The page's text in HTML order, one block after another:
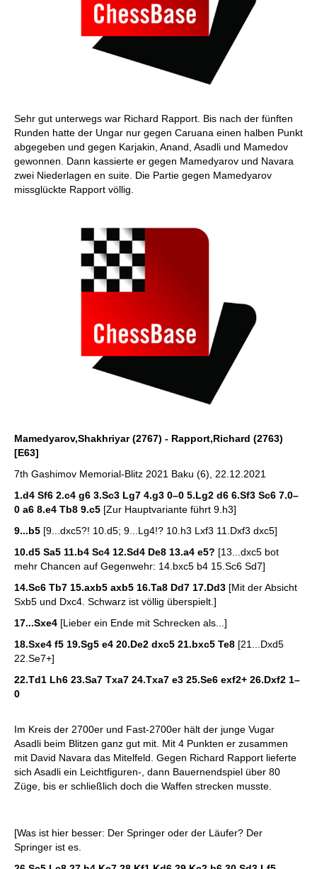
Sehr gut unterwegs war Richard Rapport. Bis nach der fünften
Runden hatte der Ungar nur gegen Caruana einen halben Punkt
abgegeben und gegen Karjakin, Anand, Asadli und Mamedov
gewonnen. Dann kassierte er gegen Mamedyarov und Navara
zwei Niederlagen en suite. Die Partie gegen Mamedyarov
missglückte Rapport völlig.
Mamedyarov,Shakhriyar (2767) - Rapport,Richard (2763)
[E63]
7th Gashimov Memorial-Blitz 2021 Baku (6), 22.12.2021
1.d4 Sf6 2.c4 g6 3.Sc3 Lg7 4.g3 0–0 5.Lg2 d6 6.Sf3 Sc6 7.0–
0 a6 8.e4 Tb8 9.c5 [Zur Hauptvariante führt 9.h3]
9...b5 [9...dxc5?! 10.d5; 9...Lg4!? 10.h3 Lxf3 11.Dxf3 dxc5]
10.d5 Sa5 11.b4 Sc4 12.Sd4 De8 13.a4 e5? [13...dxc5 bot
mehr Chancen auf Gegenwehr: 14.bxc5 b4 15.Sc6 Sd7]
14.Sc6 Tb7 15.axb5 axb5 16.Ta8 Dd7 17.Dd3 [Mit der Absicht
Sxb5 und Dxc4. Schwarz ist völlig überspielt.]
17...Sxe4 [Lieber ein Ende mit Schrecken als...]
18.Sxe4 f5 19.Sg5 e4 20.De2 dxc5 21.bxc5 Te8 [21...Dxd5
22.Se7+]
22.Td1 Lh6 23.Sa7 Txa7 24.Txa7 e3 25.Se6 exf2+ 26.Dxf2 1–
0
Im Kreis der 2700er und Fast-2700er hält der junge Vugar
Asadli beim Blitzen ganz gut mit. Mit 4 Punkten er zusammen
mit David Navara das Mitelfeld. Gegen Richard Rapport lieferte
sich Asadli ein Leichtfiguren-, dann Bauernendspiel über 80
Züge, bis er schließlich doch die Waffen strecken musste.
[Was ist hier besser: Der Springer oder der Läufer? Der
Springer ist es.